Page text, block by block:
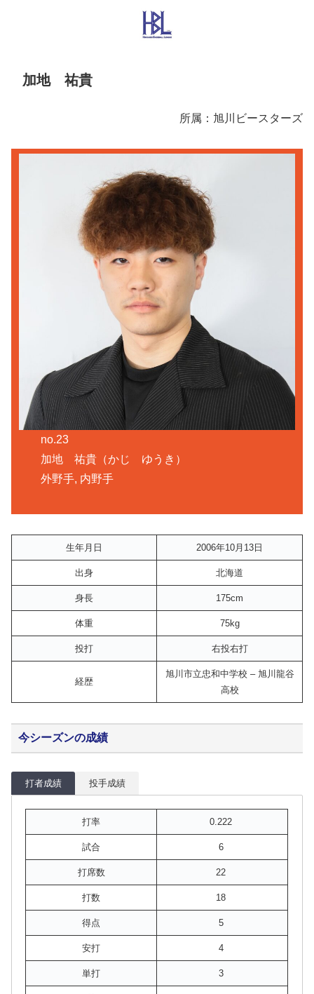
加地 祐貴
所属：旭川ビースターズ
no.23
加地 祐貴（かじ ゆうき）
外野手, 内野手
生年月日 2006年10月13日
出身 北海道
身長 175cm
体重 75kg
投打 右投右打
経歴
旭川市立忠和中学校 – 旭川龍谷
高校
今シーズンの成績
打者成績 投手成績
打率 0.222
試合 6
打席数 22
打数 18
得点 5
安打 4
単打 3